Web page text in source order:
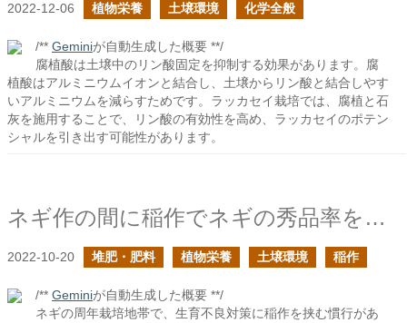
2022-12-06 植物栄養 土壌環境 化学全般
/** Geminiが自動生成した概要 **/
腐植酸は土壌中のリン酸固定を抑制する効果があります。腐
植酸はアルミニウムイオンと結合し、土壌からリン酸と結合しやす
いアルミニウムを減らすためです。ラッカセイ栽培では、腐植と石
灰を施用することで、リン酸の有効性を高め、ラッカセイのポテン
シャルを引き出す可能性があります。
ネギ作の間に稲作でネギの秀品率を上げるつもりが…
2022-10-20 堆肥・肥料 植物栄養 土壌環境 稲作
/** Geminiが自動生成した概要 **/
ネギの周年栽培地帯で、生育不良対策に稲作を挟む慣行があ